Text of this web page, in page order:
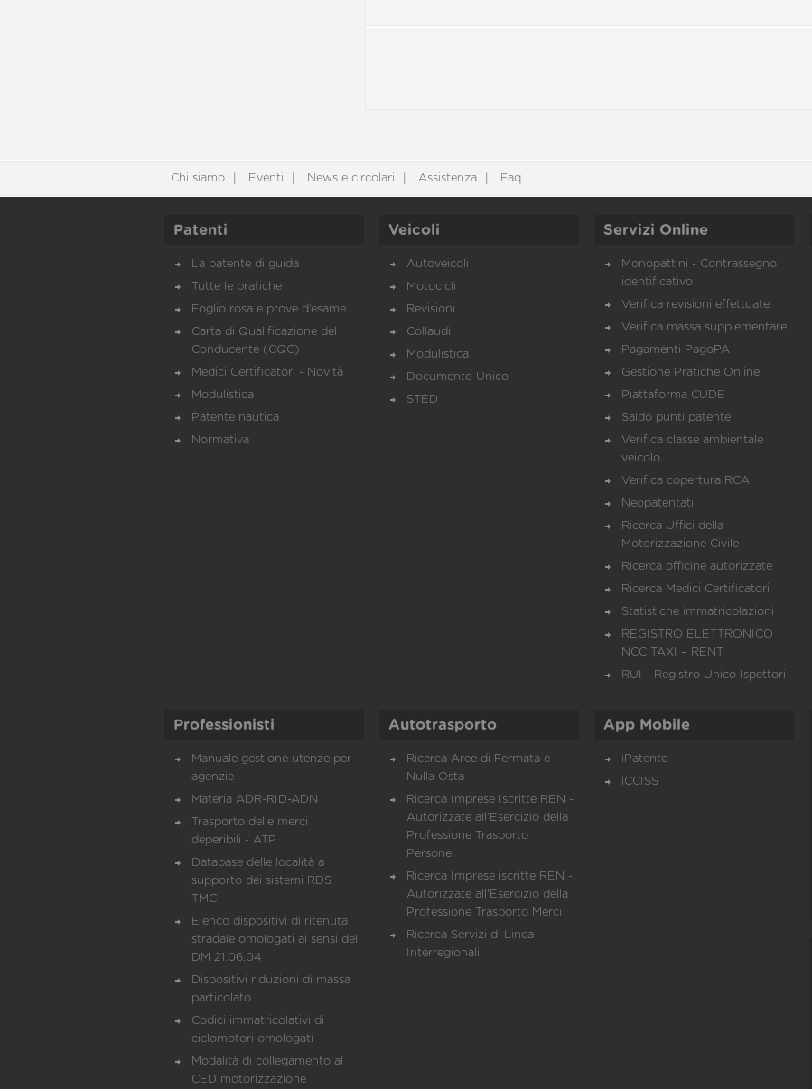
Chi siamo Eventi News e circolari Assistenza Faq
Patenti
La patente di guida
Tutte le pratiche
Foglio rosa e prove d’esame
Carta di Qualificazione del
Conducente (CQC)
Medici Certificatori - Novità
Modulistica
Patente nautica
Normativa
Veicoli
Autoveicoli
Motocicli
Revisioni
Collaudi
Modulistica
Documento Unico
STED
Servizi Online
Monopattini - Contrassegno
identificativo
Verifica revisioni effettuate
Verifica massa supplementare
Pagamenti PagoPA
Gestione Pratiche Online
Piattaforma CUDE
Saldo punti patente
Verifica classe ambientale
veicolo
Verifica copertura RCA
Neopatentati
Ricerca Uffici della
Motorizzazione Civile
Ricerca officine autorizzate
Ricerca Medici Certificatori
Statistiche immatricolazioni
REGISTRO ELETTRONICO
NCC TAXI – RENT
RUI - Registro Unico Ispettori
Professionisti
Manuale gestione utenze per
agenzie
Materia ADR-RID-ADN
Trasporto delle merci
deperibili - ATP
Database delle località a
supporto dei sistemi RDS
TMC
Elenco dispositivi di ritenuta
stradale omologati ai sensi del
DM 21.06.04
Dispositivi riduzioni di massa
particolato
Codici immatricolativi di
ciclomotori omologati
Modalità di collegamento al
CED motorizzazione
Autotrasporto
Ricerca Aree di Fermata e
Nulla Osta
Ricerca Imprese Iscritte REN -
Autorizzate all'Esercizio della
Professione Trasporto
Persone
Ricerca Imprese iscritte REN -
Autorizzate all'Esercizio della
Professione Trasporto Merci
Ricerca Servizi di Linea
Interregionali
App Mobile
iPatente
iCCISS